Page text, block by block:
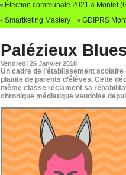
Élection communale 2021 à Montet
Smartketing Mastery
GDIPRS
Palézieux
Vendredi 26 Janvier 2018
Un cadre de l’établissement scolaire
plainte de parents d’élèves. Cette
même classe réclament sa
chronique médiatique vaudoise